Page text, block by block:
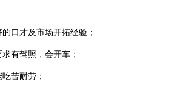
口才及市场开拓经验；
有驾照，会开车；
苦耐劳；